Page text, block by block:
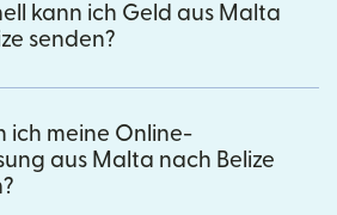
kann ich Geld aus Malta
senden?
ich meine Online-
aus Malta nach Belize